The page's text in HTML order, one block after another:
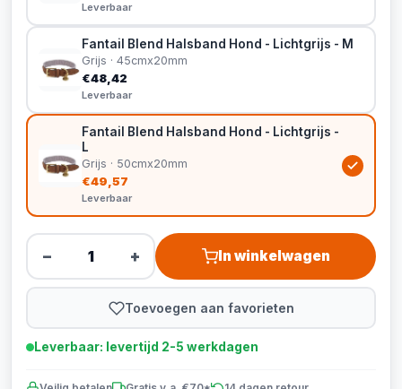
Leverbaar
Fantail Blend Halsband Hond - Lichtgrijs - M
Grijs · 45cmx20mm
€48,42
Leverbaar
Fantail Blend Halsband Hond - Lichtgrijs -
L
Grijs · 50cmx20mm
€49,57
Leverbaar
− + In winkelwagen
Toevoegen aan favorieten
Leverbaar: levertijd 2-5 werkdagen